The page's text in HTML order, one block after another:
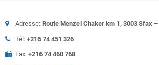
Adresse: Route Menzel Chaker km 1, 3003 Sfax
Tél: +216 74 451 326
Fax: +216 74 460 768